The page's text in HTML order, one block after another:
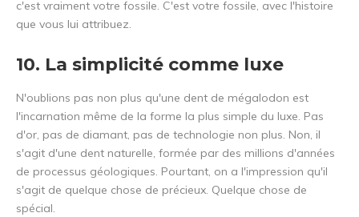
c'est vraiment votre fossile. C'est votre fossile, avec l'histoire
que vous lui attribuez.
10. La simplicité comme luxe
N'oublions pas non plus qu'une dent de mégalodon est
l'incarnation même de la forme la plus simple du luxe. Pas
d'or, pas de diamant, pas de technologie non plus. Non, il
s'agit d'une dent naturelle, formée par des millions d'années
de processus géologiques. Pourtant, on a l'impression qu'il
s'agit de quelque chose de précieux. Quelque chose de
spécial.